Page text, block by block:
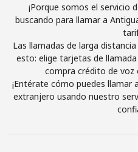
Inicia sesión o
¡Porque somos el servicio
buscando para llamar a
Las llamadas de larga
esto: elige tarjetas de
compra crédito de voz
¡Entérate cómo puedes llamar
extranjero usando nuestro